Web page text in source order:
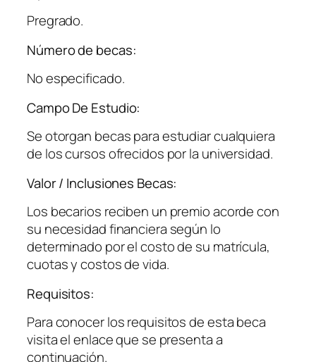
Pregrado.
Número de becas:
No especificado.
Campo De Estudio:
Se otorgan becas para estudiar cualquiera
de los cursos ofrecidos por la universidad.
Valor / Inclusiones Becas:
Los becarios reciben un premio acorde con
su necesidad financiera según lo
determinado por el costo de su matrícula,
cuotas y costos de vida.
Requisitos:
Para conocer los requisitos de esta beca
visita el enlace que se presenta a
continuación.